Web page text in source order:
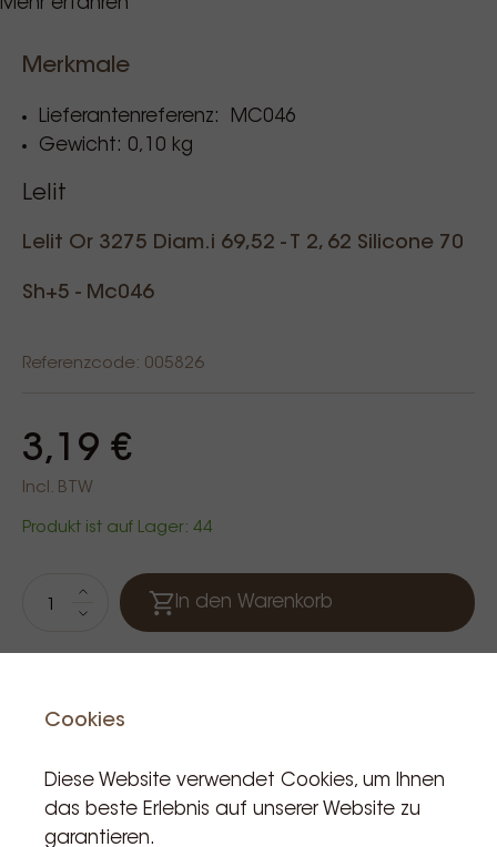
Im Paket enthalten sind:
Mehr erfahren
Merkmale
Lieferantenreferenz: MC046
Gewicht: 0,10 kg
Lelit
Lelit Or 3275 Diam.i 69,52 - T 2, 62 Silicone 70
Sh+5 - Mc046
Referenzcode: 005826
3,19 €
Incl. BTW
Produkt ist auf Lager: 44
In den Warenkorb
Cookies
Diese Website verwendet Cookies, um Ihnen
das beste Erlebnis auf unserer Website zu
garantieren.